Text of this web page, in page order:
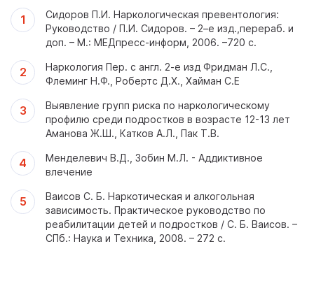
Сидоров П.И. Наркологическая превентология:
Руководство / П.И. Сидоров. – 2–е изд.,перераб. и
доп. – М.: МЕДпресс-информ, 2006. –720 с.
Наркология Пер. с англ. 2-е изд Фридман Л.С.,
Флеминг Н.Ф., Робертс Д.X., Хайман С.Е
Выявление групп риска по наркологическому
профилю среди подростков в возрасте 12-13 лет
Аманова Ж.Ш., Катков А.Л., Пак Т.В.
Менделевич В.Д., Зобин М.Л. - Аддиктивное
влечение
Ваисов С. Б. Наркотическая и алкогольная
зависимость. Практическое руководство по
реабилитации детей и подростков / С. Б. Ваисов. –
СПб.: Наука и Техника, 2008. – 272 с.